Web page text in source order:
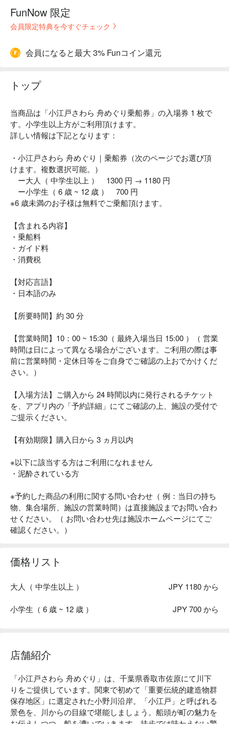
FunNow 限定
会員限定特典を今すぐチェック
会員になると最大 3% Funコイン還元
トップ
当商品は「小江戸さわら 舟めぐり乗船券」の入場券 1 枚で
す。小学生以上方がご利用頂けます。
詳しい情報は下記となります：
・小江戸さわら 舟めぐり｜乗船券（次のページでお選び頂
けます。複数選択可能。）
ー大人（ 中学生以上 ） 1300 円 → 1180 円
ー小学生（ 6 歳 ~ 12 歳 ） 700 円
※6 歳未満のお子様は無料でご乗船頂けます。
【含まれる内容】
・乗船料
・ガイド料
・消費税
【対応言語】
・日本語のみ
【所要時間】約 30 分
【営業時間】10：00 ~ 15:30（ 最終入場当日 15:00 ）（ 営業
時間は日によって異なる場合がございます。ご利用の際は事
前に営業時間・定休日等をご自身でご確認の上おでかけくだ
さい。）
【入場方法】ご購入から 24 時間以内に発行されるチケット
を、アプリ内の「予約詳細」にてご確認の上、施設の受付で
ご提示ください。
【有効期限】購入日から 3 ヵ月以内
※以下に該当する方はご利用になれません
・泥酔されている方
※予約した商品の利用に関する問い合わせ（ 例：当日の持ち
物、集合場所、施設の営業時間）は直接施設までお問い合わ
せください。（ お問い合わせ先は施設ホームページにてご
確認ください。）
価格リスト
大人（ 中学生以上 ） JPY 1180 から
小学生（ 6 歳 ~ 12 歳 ） JPY 700 から
店舗紹介
「小江戸さわら 舟めぐり」は、千葉県香取市佐原にて川下
りをご提供しています。関東で初めて「重要伝統的建造物群
保存地区」に選定された小野川沿岸。「小江戸」と呼ばれる
景色を、川からの目線で堪能しましょう。船頭が町の魅力を
お伝えしつつ、船を漕いでいきます。徒歩では味わえない驚